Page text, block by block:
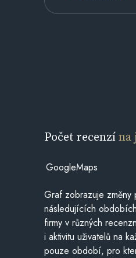
Počet recenzína
GoogleMaps
Graf zobrazuje
následujících
firmy v různých
i aktivitu uživatelů na
pouze období, pro